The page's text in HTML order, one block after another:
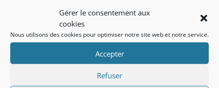
Gérer le consentement aux
cookies
Nous utilisons des cookies pour optimiser notre site web et notre service.
Accepter
Refuser
Il vit sur les cours d’eau rapide, bien
oxygénés, dans des cours d’eau petits
et moyens, de préférence en altitude (
jusqu’ à 2200 mètres). Il a la
particularité de pouvoir plonger, nager